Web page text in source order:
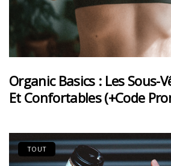
Organic Basics : Les Sous-
Et Confortables (+code
TOUT